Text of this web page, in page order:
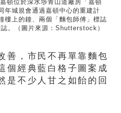
頓位於深水埗青山道廠房「嘉頓
年城規會通過嘉頓中心的重建計
樓上的鐘、兩個「麵包師傅」標誌
。（圖片來源：Shutterstock）
，市民不再單靠麵包
個經典藍白格子圖案成
是不少人甘之如飴的回